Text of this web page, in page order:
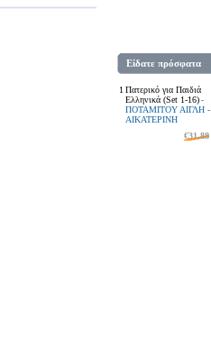
Είδατε πρόσφατα
1 Πατερικό για Παιδιά
Ελληνικά (Set 1-16) -
ΠΟΤΑΜΙΤΟΥ ΑΙΓΛΗ -
ΑΙΚΑΤΕΡΙΝΗ
€31,88